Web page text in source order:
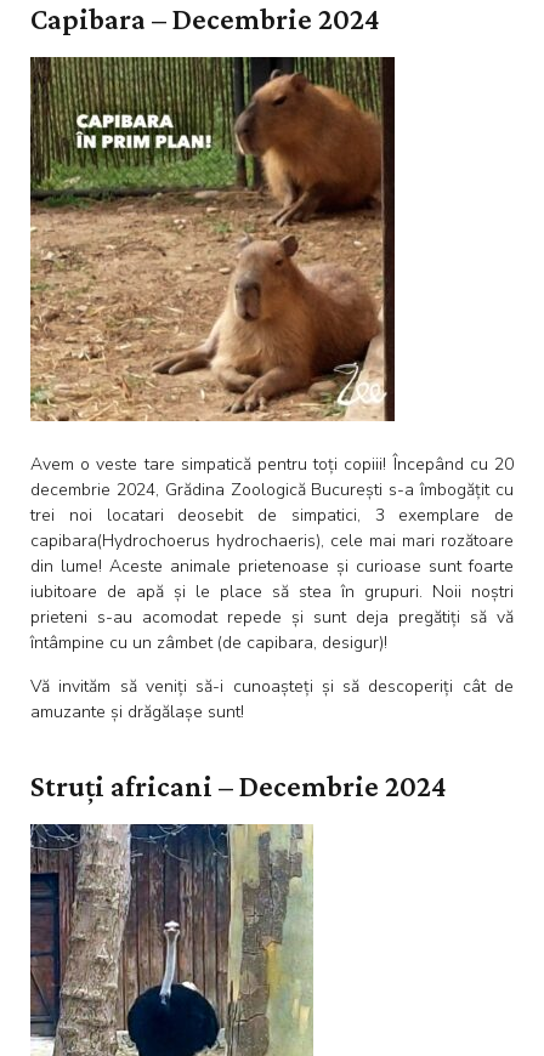
Capibara – Decembrie 2024
Avem o veste tare simpatică pentru toți copiii! Începând cu 20
decembrie 2024, Grădina Zoologică București s-a îmbogățit cu
trei noi locatari deosebit de simpatici, 3 exemplare de
capibara(Hydrochoerus hydrochaeris), cele mai mari rozătoare
din lume! Aceste animale prietenoase și curioase sunt foarte
iubitoare de apă și le place să stea în grupuri. Noii noștri
prieteni s-au acomodat repede și sunt deja pregătiți să vă
întâmpine cu un zâmbet (de capibara, desigur)!
Vă invităm să veniți să-i cunoașteți și să descoperiți cât de
amuzante și drăgălașe sunt!
Struți africani – Decembrie 2024